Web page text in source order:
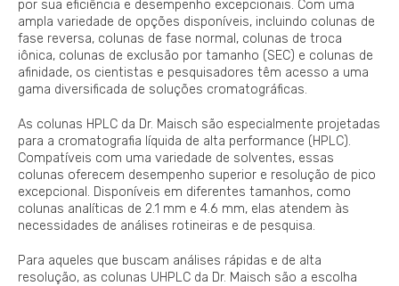
por sua eficiência e desempenho excepcionais. Com uma
ampla variedade de opções disponíveis, incluindo colunas de
fase reversa, colunas de fase normal, colunas de troca
iônica, colunas de exclusão por tamanho (SEC) e colunas de
afinidade, os cientistas e pesquisadores têm acesso a uma
gama diversificada de soluções cromatográficas.
As colunas HPLC da Dr. Maisch são especialmente projetadas
para a cromatografia líquida de alta performance (HPLC).
Compatíveis com uma variedade de solventes, essas
colunas oferecem desempenho superior e resolução de pico
excepcional. Disponíveis em diferentes tamanhos, como
colunas analíticas de 2.1 mm e 4.6 mm, elas atendem às
necessidades de análises rotineiras e de pesquisa.
Para aqueles que buscam análises rápidas e de alta
resolução, as colunas UHPLC da Dr. Maisch são a escolha